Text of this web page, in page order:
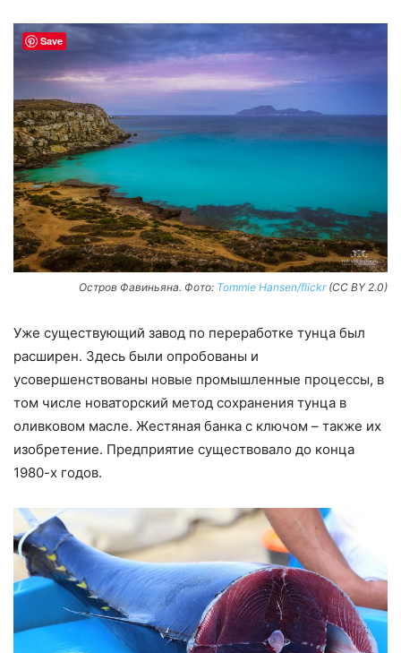
Остров Фавиньяна. Фото: Tommie Hansen/flickr(CC BY 2.0)
Уже существующий завод по переработке тунца был
расширен. Здесь были опробованы и
усовершенствованы новые промышленные процессы, в
том числе новаторский метод сохранения тунца в
оливковом масле. Жестяная банка с ключом – также их
изобретение. Предприятие существовало до конца
1980-х годов.
Save